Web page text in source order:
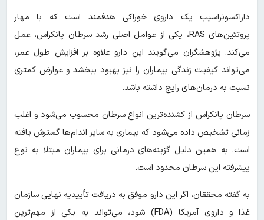
داراکسونراسیب یک داروی خوراکی هدفمند است که با مهار
پروتئین‌های RAS، یکی از عوامل اصلی رشد سرطان پانکراس، عمل
می‌کند. پژوهشگران می‌گویند این دارو علاوه بر افزایش طول عمر،
می‌تواند کیفیت زندگی بیماران را نیز بهبود ببخشد و عوارض کمتری
نسبت به درمان‌های رایج داشته باشد.
سرطان پانکراس از کشنده‌ترین انواع سرطان محسوب می‌شود و اغلب
زمانی تشخیص داده می‌شود که بیماری به سایر اندام‌ها گسترش یافته
است. به همین دلیل گزینه‌های درمانی برای بیماران مبتلا به نوع
پیشرفته این سرطان محدود است.
به گفته محققان، اگر این دارو موفق به دریافت تأییدیه نهایی سازمان
غذا و داروی آمریکا (FDA) شود، می‌تواند به یکی از مهم‌ترین